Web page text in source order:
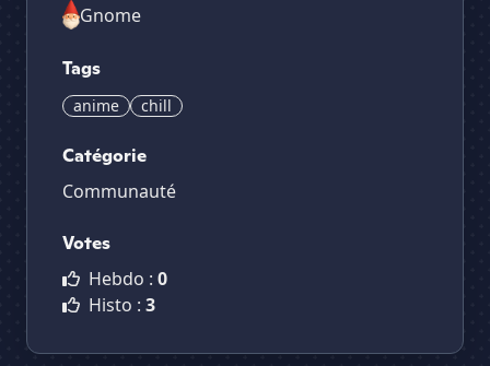
Gnome
Tags
anime chill
Catégorie
Communauté
Votes
Hebdo : 0
Histo : 3